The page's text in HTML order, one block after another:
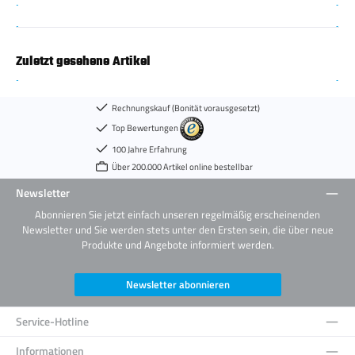
Zuletzt gesehene Artikel
Rechnungskauf (Bonität vorausgesetzt)
Top Bewertungen
100 Jahre Erfahrung
Über 200.000 Artikel online bestellbar
Newsletter
Abonnieren Sie jetzt einfach unseren regelmäßig erscheinenden
Newsletter und Sie werden stets unter den Ersten sein, die über neue
Produkte und Angebote informiert werden.
Newsletter abonnieren
Service-Hotline
Informationen